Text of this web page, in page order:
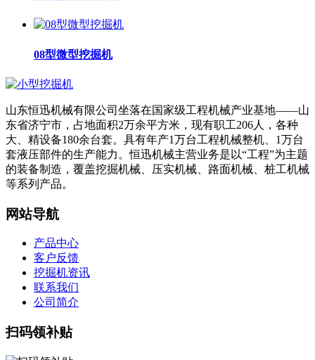
08型微型挖掘机
山东恒迅机械有限公司坐落在国家级工程机械产业基地——山
东省济宁市，占地面积2万余平方米，现有职工206人，各种
大、精设备180余台套。具有年产1万台工程机械整机、1万台
套液压部件的生产能力。恒迅机械主营业务是以“工程”为主题
的装备制造，覆盖挖掘机械、压实机械、路面机械、桩工机械
等系列产品。
网站导航
产品中心
客户反馈
挖掘机资讯
联系我们
公司简介
扫码领补贴